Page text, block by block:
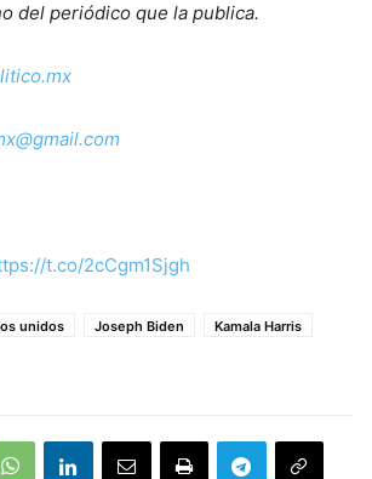
del periódico que la publica.
t.co/2cCgm1Sjgh
unidos Joseph Biden
Kamala Harris